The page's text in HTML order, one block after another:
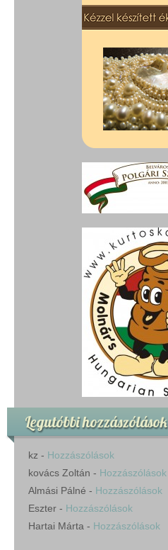
Legutóbbi hozzászólások
kz - Hozzászólások
kovács Zoltán - Hozzászólások
Almási Pálné - Hozzászólások
Eszter - Hozzászólások
Hartai Márta - Hozzászólások